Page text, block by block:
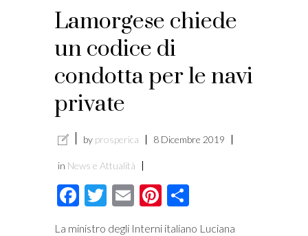
Lamorgese chiede
un codice di
condotta per le navi
private
by prosperica 8 Dicembre 2019
in News e Attualità
Facebook
Twitter
EmailPinterest
La ministro degli Interni italiano Luciana